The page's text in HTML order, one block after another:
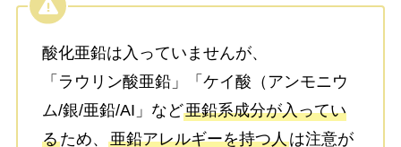
酸化亜鉛は入っていませんが、
「ラウリン酸亜鉛」「ケイ酸（アンモニウ
ム/銀/亜鉛/AI」など亜鉛系成分が入ってい
るため、 亜鉛アレルギーを持つ人は注意が